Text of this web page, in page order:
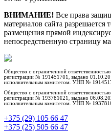
ВНИМАНИЕ! Все права
материалов сайта разрешается
размещения прямой
непосредственную страницу
Общество с ограниченной
регистрации № 191451701, выдано
исполнительным комитетом. УНП №
Общество с ограниченной
регистрации № 193781021, выдано
исполнительным комитетом. УНП №
+375 (29) 105 66 47
+375 (25) 505 66 47